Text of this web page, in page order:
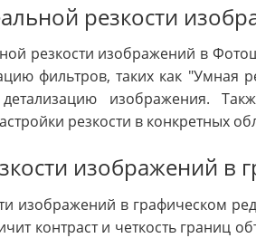
резкости
резкости изображений в
фильтров, таких как "Умная
изображения.
резкости в конкретных
изображений в
изображений в графическом
контраст и четкость границ